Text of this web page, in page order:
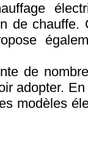
de chauffe.
de
adopter.
modèles